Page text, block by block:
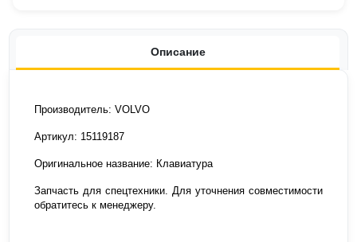
Описание
Производитель: VOLVO
Артикул: 15119187
Оригинальное название: Клавиатура
Запчасть для спецтехники. Для уточнения совместимости
обратитесь к менеджеру.